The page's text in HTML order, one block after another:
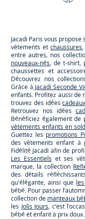
Jacadi Paris vous
vêtements etchaussures
entre autres, nos
nouveaux-nés, de t-shirt,
chaussettes et
Découvrez nos
Grâce à Jacadi Seconde
enfants. Profitez aussi de
trouvez des idées
Retrouvez nos idées
Bénéficiez également de
vêtements enfants en
Guettez les promotions
des vêtements enfant à
Fidélité Jacadi afin de
Les Essentielset ses
marque, la collection
des détails
qu'élégante, ainsi que
bébé. Pour passer
collection de manteaux
les Jolis Jours, c’est
bébé et enfant à prix